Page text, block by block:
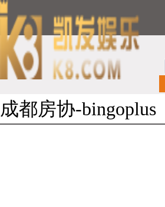
成都房协-bingoplus